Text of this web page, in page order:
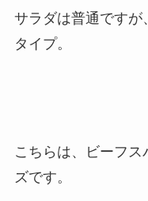
サラダは普通ですが
タイプ。
こちらは、ビーフ
ズです。